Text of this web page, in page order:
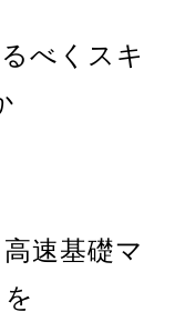
べく スキ
速基礎マ